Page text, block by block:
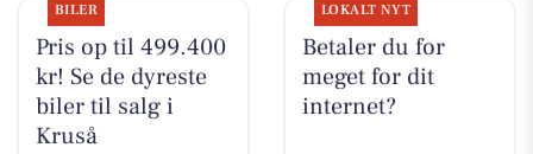
BILER
Pris op til 499.400
kr! Se de dyreste
biler til salg i
Kruså
LOKALT NYT
Betaler du for
meget for dit
internet?